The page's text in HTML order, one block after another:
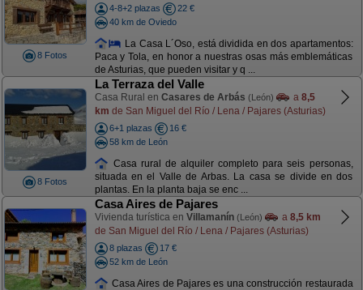
8 Fotos
4-8+2 plazas
22 €
40 km de Oviedo
La Casa L´Oso, está dividida en dos apartamentos:
Paca y Tola, en honor a nuestras osas más emblemáticas
de Asturias, que pueden visitar y q ...
8 Fotos
La Terraza del Valle
Casa Rural en Casares de Arbás (León) a 8,5
km de San Miguel del Río / Lena / Pajares (Asturias)
6+1 plazas
16 €
58 km de León
Casa rural de alquiler completo para seis personas,
situada en el Valle de Arbas. La casa se divide en dos
plantas. En la planta baja se enc ...
Casa Aires de Pajares
Vivienda turística en Villamanín (León) a 8,5 km
de San Miguel del Río / Lena / Pajares (Asturias)
8 plazas
17 €
52 km de León
Casa Aires de Pajares es una construcción restaurada